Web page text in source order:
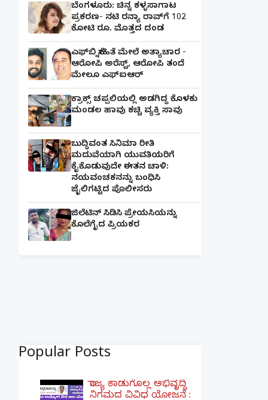
ಬೆಂಗಳೂರು: ಚಿನ್ನ ಕಳ್ಳಸಾಗಾಟ
ಪ್ರಕರಣ- ನಟಿ ರನ್ಯಾ ರಾವ್‌ಗೆ 102
ಕೋಟಿ ರೂ. ಮೊತ್ತದ ದಂಡ
ಎಫ್‌ಬಿ ಸ್ನೇಹಿತೆ ಮೇಲೆ ಅತ್ಯಾಚಾರ -
ಆರೋಪಿ ಅರೆಸ್ಟ್, ಆರೋಪಿ ತಂದೆ
ಮೇಲೂ ಎಫ್ಐಆರ್
ಕ್ರಾಕ್ಸ್ ಚಪ್ಪಲಿಯಲ್ಲಿ ಅಡಗಿದ್ದ ಕೊಳಕು
ಮಂಡಲ ಹಾವು ಕಚ್ಚಿ ವ್ಯಕ್ತಿ ಸಾವು
ಬುದ್ಧಿವಂತ ಸಿನಿಮಾ ರೀತಿ
ಮದುವೆಯಾಗಿ ಯುವತಿಯರಿಗೆ
ಕೈಕೊಡುವುದೇ ಈತನ ಚಾಳಿ:
ನಯವಂಚಕನನ್ನು ಬಂಧಿಸಿ
ಜೈಲಿಗಟ್ಟಿದ ಪೊಲೀಸರು
ಜಿಲೆಟಿನ್ ಸಿಡಿಸಿ ಪ್ರೇಯಸಿಯನ್ನು
ಕೊಲೆಗೈದ ಪ್ರಿಯಕರ
Popular Posts
ರಾಜ್ಯ ಕಾಡುಗೊಲ್ಲ ಅಭಿವೃದ್ಧಿ
ನಿಗಮದ ವಿವಿಧ ಯೋಜನೆ :